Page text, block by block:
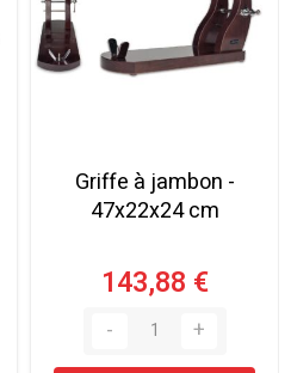
Griffe à jambon -
47x22x24 cm
143,88 €